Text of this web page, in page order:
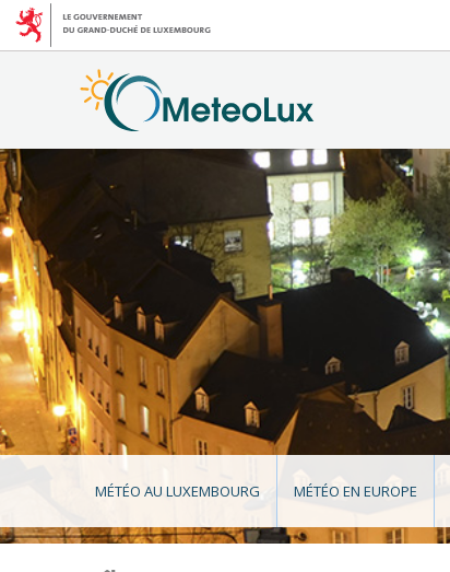
MÉTÉO AU LUXEMBOURG MÉTÉO EN EUROPE